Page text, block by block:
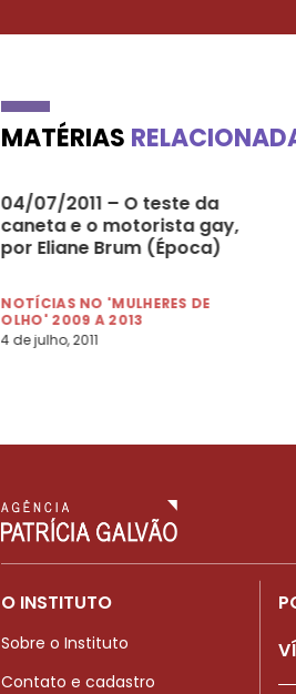
MATÉRIAS
04/07/2011 – O teste da
caneta e o motorista gay,
por Eliane Brum (Época)
NOTÍCIAS NO 'MULHERES DE
OLHO' 2009 A 2013
4 de julho, 2011
O INSTITUTO
Sobre o Instituto
Contato e cadastro